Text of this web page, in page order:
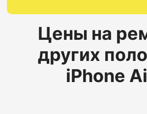
Цены на
других
iPhone